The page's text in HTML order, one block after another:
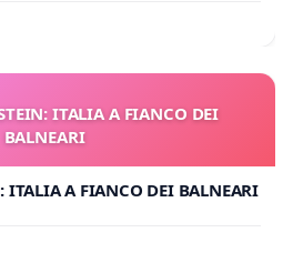
ITALIA A FIANCO DEI
BALNEARI
ITALIA A FIANCO DEI BALNEARI